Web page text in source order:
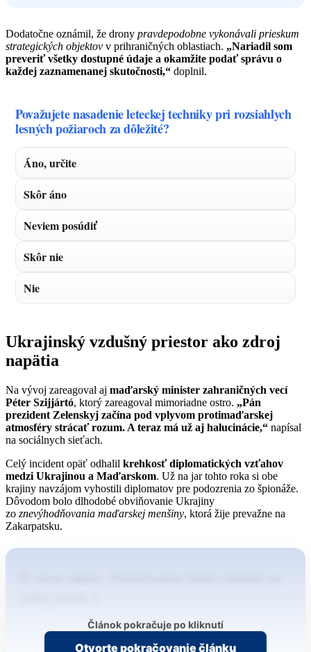
Dodatočne oznámil, že drony pravdepodobne vykonávali prieskum
strategických objektov v prihraničných oblastiach. „Nariadil som
preveriť všetky dostupné údaje a okamžite podať správu o
každej zaznamenanej skutočnosti,“ doplnil.
Považujete nasadenie leteckej techniky pri rozsiahlych
lesných požiaroch za dôležité?
Áno, určite
Skôr áno
Neviem posúdiť
Skôr nie
Nie
Ukrajinský vzdušný priestor ako zdroj
napätia
Na vývoj zareagoval aj maďarský minister zahraničných vecí
Péter Szijjártó, ktorý zareagoval mimoriadne ostro. „Pán
prezident Zelenskyj začína pod vplyvom protimaďarskej
atmosféry strácať rozum. A teraz má už aj halucinácie,“ napísal
na sociálnych sieťach.
Celý incident opäť odhalil krehkosť diplomatických vzťahov
medzi Ukrajinou a Maďarskom. Už na jar tohto roka si obe
krajiny navzájom vyhostili diplomatov pre podozrenia zo špionáže.
Dôvodom bolo dlhodobé obviňovanie Ukrajiny
zo znevýhodňovania maďarskej menšiny, ktorá žije prevažne na
Zakarpatsku.
Článok pokračuje po kliknutí
Otvorte pokračovanie článku